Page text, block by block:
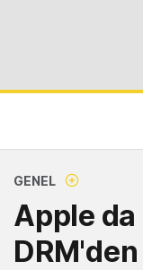
GENEL
Apple